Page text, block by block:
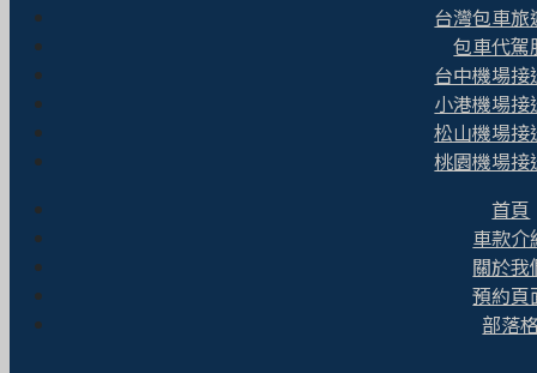
台灣包車旅
包車代駕
台中機場接
小港機場接
松山機場接
桃園機場接
首頁
車款介
關於我
預約頁
部落